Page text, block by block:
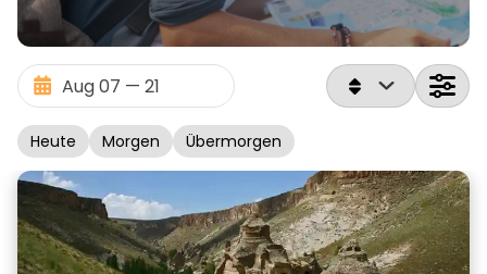
Heute Morgen Übermorgen